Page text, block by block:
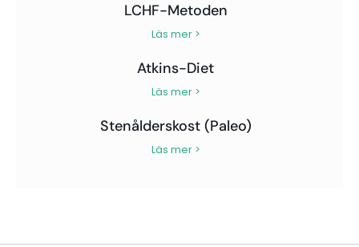
LCHF-Metoden
Läs mer >
Atkins-Diet
Läs mer >
Stenålderskost (Paleo)
Läs mer >